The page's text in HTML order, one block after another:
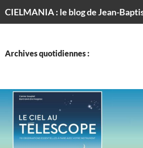
Archives quotidiennes :